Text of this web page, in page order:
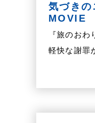
気づきの
MOVIE
『旅のおわ
軽快な謝罪